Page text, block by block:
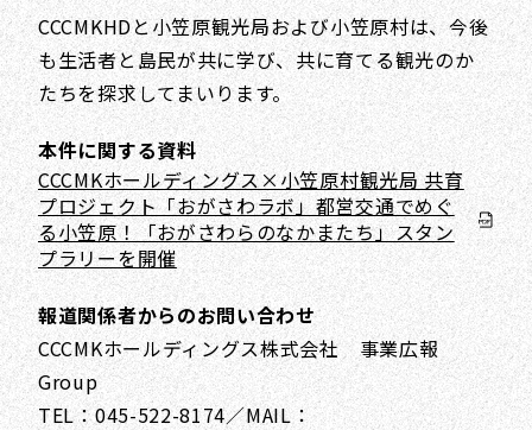
CCCMKHDと小笠原観光局および小笠原村は、今後
も生活者と島民が共に学び、共に育てる観光のか
たちを探求してまいります。
本件に関する資料
CCCMKホールディングス×小笠原村観光局 共育
プロジェクト「おがさわラボ」都営交通でめぐ
る小笠原！「おがさわらのなかまたち」スタン
プラリーを開催
報道関係者からのお問い合わせ
CCCMKホールディングス株式会社 事業広報
Group
TEL：045-522-8174／MAIL：